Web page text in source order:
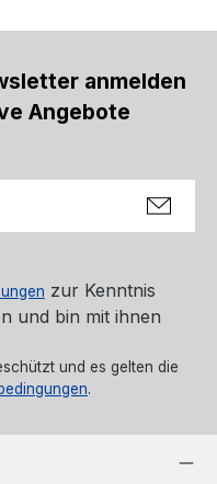
anmelden
Angebote
zur Kenntnis
und bin mit ihnen
und es gelten die
.